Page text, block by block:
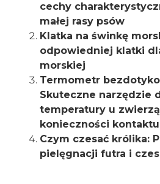
cechy
małej rasy psów
Klatka na świnkę
odpowiedniej klatki
morskiej
Termometr
Skuteczne narzędzie
temperatury u
konieczności kontaktu
Czym czesać królika:
pielęgnacji futra i